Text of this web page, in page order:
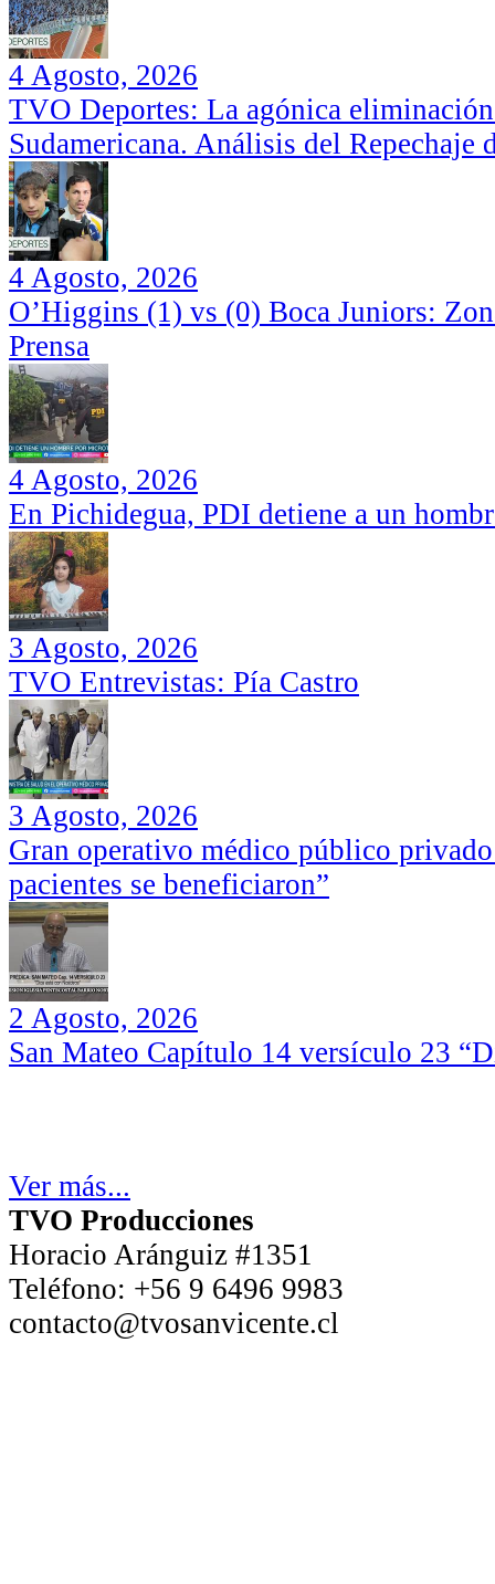
4 Agosto, 2026
TVO Deportes: La agónica
Sudamericana. Análisis del Repechaje
4 Agosto, 2026
O’Higgins (1) vs (0) Boca Juniors:
Prensa
4 Agosto, 2026
En Pichidegua, PDI detiene a un
3 Agosto, 2026
TVO Entrevistas: Pía Castro
3 Agosto, 2026
Gran operativo médico público
pacientes se beneficiaron”
2 Agosto, 2026
San Mateo Capítulo 14 versículo 23
Ver más...
TVO Producciones
Horacio Aránguiz #1351
Teléfono: +56 9 6496 9983
contacto@tvosanvicente.cl